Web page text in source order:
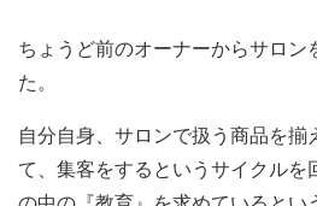
ちょうど前のオーナーからサロン
た。
自分自身、サロンで扱う商品を揃
て、集客をするというサイクルを